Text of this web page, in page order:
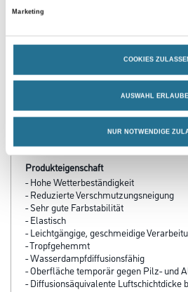
Marketing
COOKIES
AUSWAHL
NUR NOTWENDIGE
PRODUKTEIGENSCHAFTEN
Produkteigenschaft
- Hohe Wetterbeständigkeit
- Reduzierte Verschmutzungsneigung
- Sehr gute Farbstabilität
- Elastisch
- Leichtgängige, geschmeidige
- Tropfgehemmt
- Wasserdampfdiffusionsfähig
- Oberfläche temporär gegen Pilz- und
- Diffusionsäquivalente Luftschichtdicke